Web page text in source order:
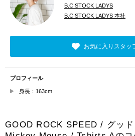
B.C STOCK LADYS
B.C STOCK LADYS 本社
お気に入りスタッ
プロフィール
身長：163cm
GOOD ROCK SPEED / グッ